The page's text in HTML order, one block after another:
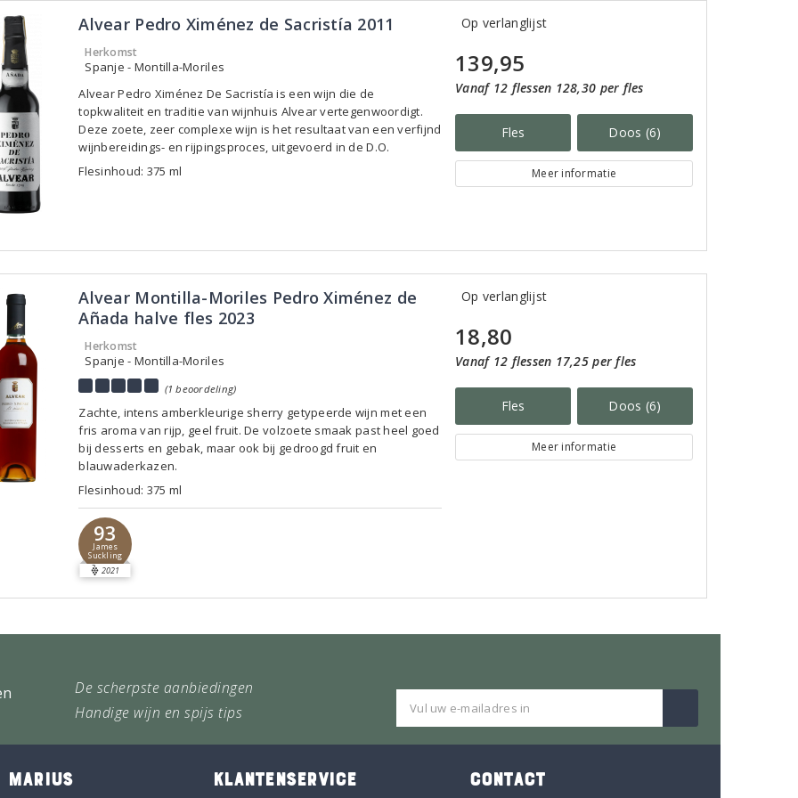
Alvear Pedro Ximénez de Sacristía 2011
Herkomst
Spanje - Montilla-Moriles
Alvear Pedro Ximénez De Sacristía is een wijn die de
topkwaliteit en traditie van wijnhuis Alvear vertegenwoordigt.
Deze zoete, zeer complexe wijn is het resultaat van een verfijnd
wijnbereidings- en rijpingsproces, uitgevoerd in de D.O.
Flesinhoud: 375 ml
Op verlanglijst
139,95
Vanaf 12 flessen 128,30 per fles
Fles Doos (6)
Meer informatie
Alvear Montilla-Moriles Pedro Ximénez de
Añada halve fles 2023
Herkomst
Spanje - Montilla-Moriles
(1 beoordeling)
Zachte, intens amberkleurige sherry getypeerde wijn met een
fris aroma van rijp, geel fruit. De volzoete smaak past heel goed
bij desserts en gebak, maar ook bij gedroogd fruit en
blauwaderkazen.
Flesinhoud: 375 ml
93
James
Suckling
2021
Op verlanglijst
18,80
Vanaf 12 flessen 17,25 per fles
Fles Doos (6)
Meer informatie
De scherpste aanbiedingen
Handige wijn en spijs tips
MARIUS KLANTENSERVICE CONTACT